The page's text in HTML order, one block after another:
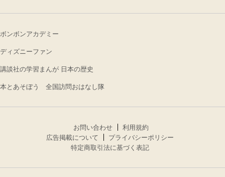
ボンボンアカデミー
ディズニーファン
講談社の学習まんが 日本の歴史
本とあそぼう 全国訪問おはなし隊
お問い合わせ
利用規約
広告掲載について
プライバシーポリシー
特定商取引法に基づく表記